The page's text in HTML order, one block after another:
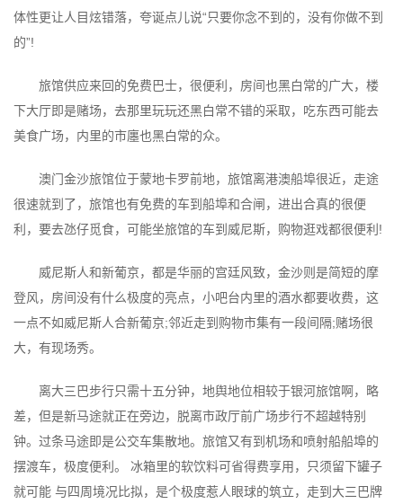
体性更让人目炫错落，夸诞点儿说“只要你念不到的，没有你做不到
的”!
旅馆供应来回的免费巴士，很便利，房间也黑白常的广大，楼
下大厅即是赌场，去那里玩玩还黑白常不错的采取，吃东西可能去
美食广场，内里的市廛也黑白常的众。
澳门金沙旅馆位于蒙地卡罗前地，旅馆离港澳船埠很近，走途
很速就到了，旅馆也有免费的车到船埠和合闸，进出合真的很便
利，要去氹仔觅食，可能坐旅馆的车到威尼斯，购物逛戏都很便利!
威尼斯人和新葡京，都是华丽的宫廷风致，金沙则是简短的摩
登风，房间没有什么极度的亮点，小吧台内里的酒水都要收费，这
一点不如威尼斯人合新葡京;邻近走到购物市集有一段间隔;赌场很
大，有现场秀。
离大三巴步行只需十五分钟，地舆地位相较于银河旅馆啊，略
差，但是新马途就正在旁边，脱离市政厅前广场步行不超越特别
钟。过条马途即是公交车集散地。旅馆又有到机场和喷射船船埠的
摆渡车，极度便利。 冰箱里的软饮料可省得费享用，只须留下罐子
就可能 与四周境况比拟，是个极度惹人眼球的筑立，走到大三巴牌